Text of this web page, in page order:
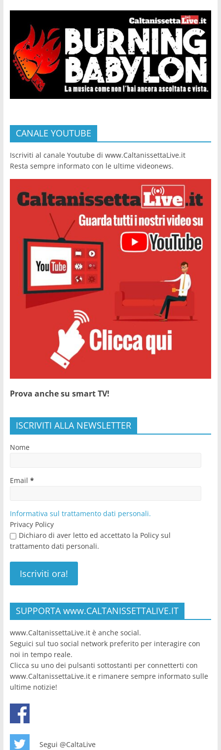
CANALE YOUTUBE
Iscriviti al canale Youtube di www.CaltanissettaLive.it
Resta sempre informato con le ultime videonews.
Prova anche su smart TV!
ISCRIVITI ALLA NEWSLETTER
Nome
Email *
Informativa sul trattamento dati personali.
Privacy Policy
Dichiaro di aver letto ed accettato la Policy sul
trattamento dati personali.
SUPPORTA www.CALTANISSETTALIVE.IT
www.CaltanissettaLive.it è anche social.
Seguici sul tuo social network preferito per interagire con
noi in tempo reale.
Clicca su uno dei pulsanti sottostanti per connetterti con
www.CaltanissettaLive.it e rimanere sempre informato sulle
ultime notizie!
Segui @CaltaLive